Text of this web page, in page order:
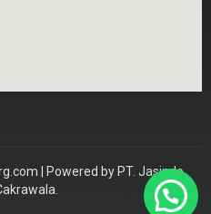
| Powered by PT. Jasindo
Sekarang